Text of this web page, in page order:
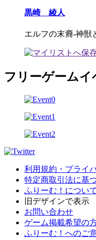
黒崎 綾人
エルフの末裔-神獣
フリーゲームイ
利用規約・プライ
特定商取引法に基
ふりーむ！について
旧デザインで表示
お問い合わせ
ゲーム掲載希望の
ふりーむ！へのご